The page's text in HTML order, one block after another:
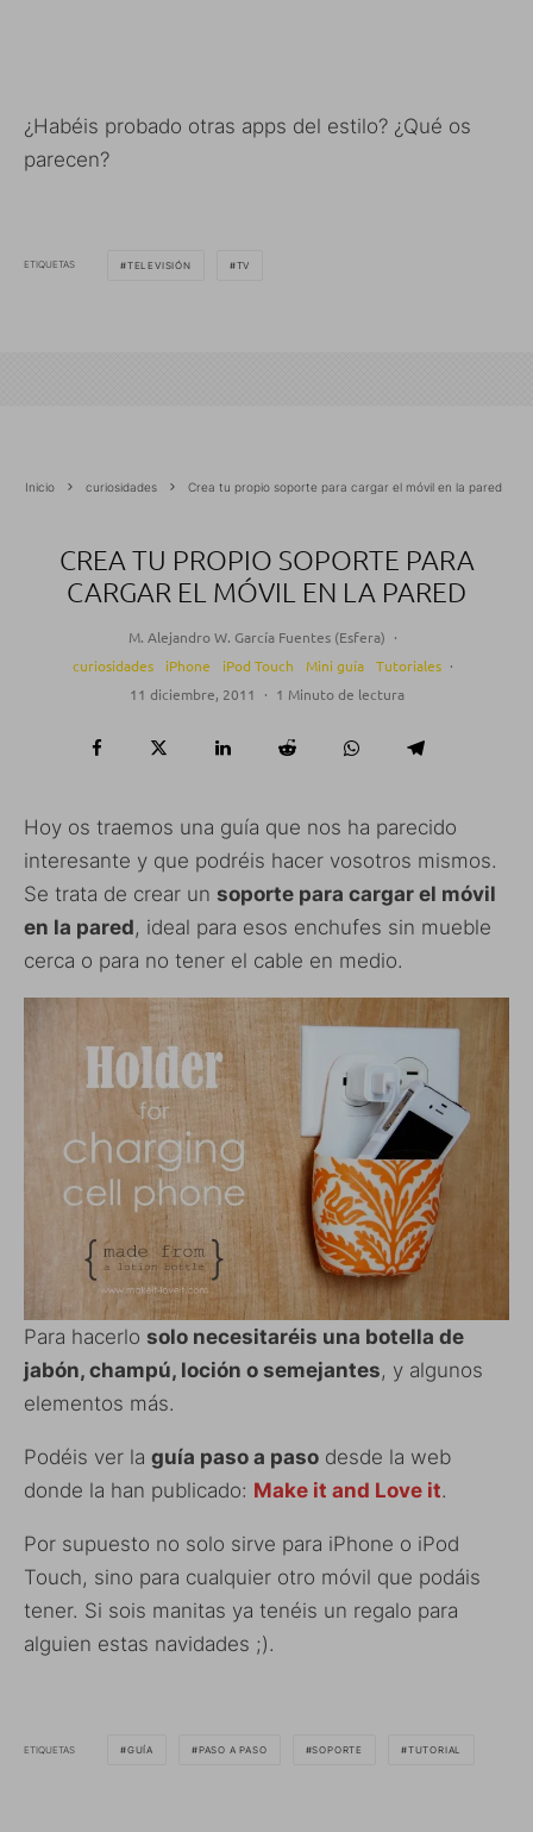
¿Habéis probado otras apps del estilo? ¿Qué os
parecen?
ETIQUETAS TELEVISIÓN TV
Inicio curiosidades Crea tu propio soporte para cargar el móvil en la pared
CREA TU PROPIO SOPORTE PARA
CARGAR EL MÓVIL EN LA PARED
M. Alejandro W. García Fuentes (Esfera) ·
curiosidades
iPhone iPod Touch Mini guía Tutoriales ·
11 diciembre, 2011
· 1 Minuto de lectura
Hoy os traemos una guía que nos ha parecido
interesante y que podréis hacer vosotros mismos.
Se trata de crear un soporte para cargar el móvil
en la pared, ideal para esos enchufes sin mueble
cerca o para no tener el cable en medio.
Para hacerlo solo necesitaréis una botella de
jabón, champú, loción o semejantes, y algunos
elementos más.
Podéis ver la guía paso a paso desde la web
donde la han publicado: Make it and Love it.
Por supuesto no solo sirve para iPhone o iPod
Touch, sino para cualquier otro móvil que podáis
tener. Si sois manitas ya tenéis un regalo para
alguien estas navidades ;).
ETIQUETAS GUÍA PASO A PASO SOPORTE TUTORIAL